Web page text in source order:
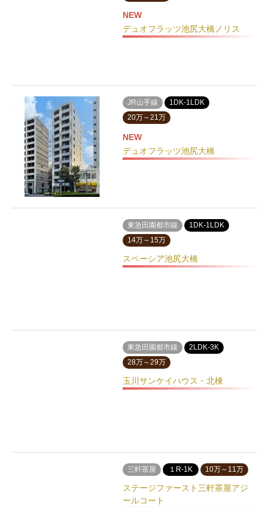
NEW
デュオフラッツ池尻大橋ノリス
JR山手線
1DK-1LDK
20万～21万
NEW
デュオフラッツ池尻大橋
東急田園都市線
1DK-1LDK
14万～15万
スペーシア池尻大橋
東急田園都市線
2LDK-3K
28万～29万
玉川サンケイハウス・北棟
三軒茶屋 １R-1K 10万～11万
ステージファースト三軒茶屋アジ
ールコート